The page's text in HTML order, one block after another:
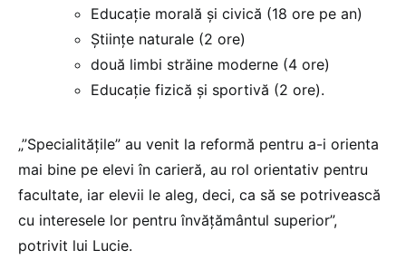
Educație morală și civică (18 ore pe an)
Științe naturale (2 ore)
două limbi străine moderne (4 ore)
Educație fizică și sportivă (2 ore).
„”Specialitățile” au venit la reformă pentru a-i orienta
mai bine pe elevi în carieră, au rol orientativ pentru
facultate, iar elevii le aleg, deci, ca să se potrivească
cu interesele lor pentru învățământul superior”,
potrivit lui Lucie.